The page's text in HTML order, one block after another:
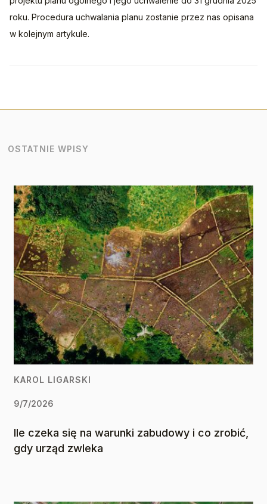
roku. Procedura uchwalania planu zostanie przez nas opisana
w kolejnym artykule.
OSTATNIE WPISY
KAROL LIGARSKI
9/7/2026
Ile czeka się na warunki zabudowy i co zrobić,
gdy urząd zwleka